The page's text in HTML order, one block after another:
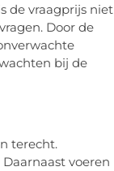
de vraagprijs niet
Door de
bij de
terecht.
voeren